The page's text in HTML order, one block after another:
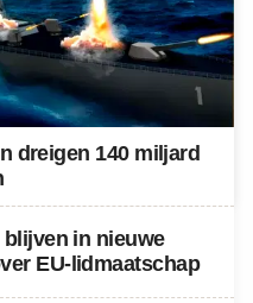
dreigen 140 miljard
in nieuwe
EU-lidmaatschap